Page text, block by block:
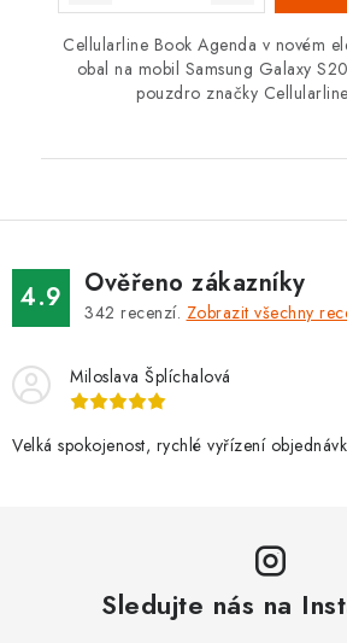
Cellularline Book Agenda v novém
obal na mobil Samsung Galaxy
pouzdro značky
4.9 Ověřeno zákazníky
342 recenzí. Zobrazit všechny
Miloslava Šplíchalová
Velká spokojenost, rychlé vyřízení
Sledujte nás na